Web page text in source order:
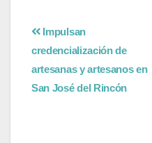
Impulsan
credencialización de
artesanas y artesanos en
San José del Rincón